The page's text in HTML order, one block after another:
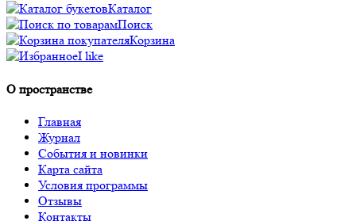
Каталог
Поиск
Корзина
I like
О пространстве
Главная
Журнал
События и новинки
Карта сайта
Условия программы
Отзывы
Контакты